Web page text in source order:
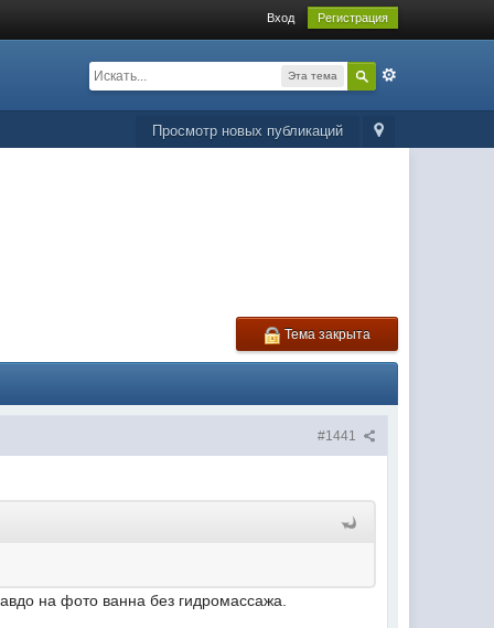
Вход Регистрация
Эта тема
Просмотр новых публикаций
Тема закрыта
#1441
на фото ванна без гидромассажа.